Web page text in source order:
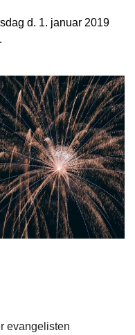
d. 1. januar 2019
evangelisten